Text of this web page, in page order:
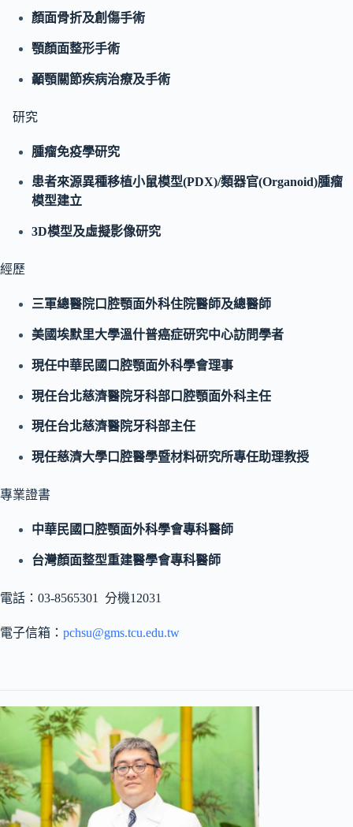
顏面骨折及創傷手術
顎顏面整形手術
顳顎關節疾病治療及手術
研究
腫瘤免疫學研究
患者來源異種移植小鼠模型(PDX)/類器官(Organoid)腫瘤
模型建立
3D模型及虛擬影像研究
經歷
三軍總醫院口腔顎面外科住院醫師及總醫師
美國埃默里大學溫什普癌症研究中心訪問學者
現任中華民國口腔顎面外科學會理事
現任台北慈濟醫院牙科部口腔顎面外科主任
現任台北慈濟醫院牙科部主任
現任慈濟大學口腔醫學暨材料研究所專任助理教授
專業證書
中華民國口腔顎面外科學會專科醫師
台灣顏面整型重建醫學會專科醫師
電話：03-8565301 分機12031
電子信箱： pchsu@gms.tcu.edu.tw